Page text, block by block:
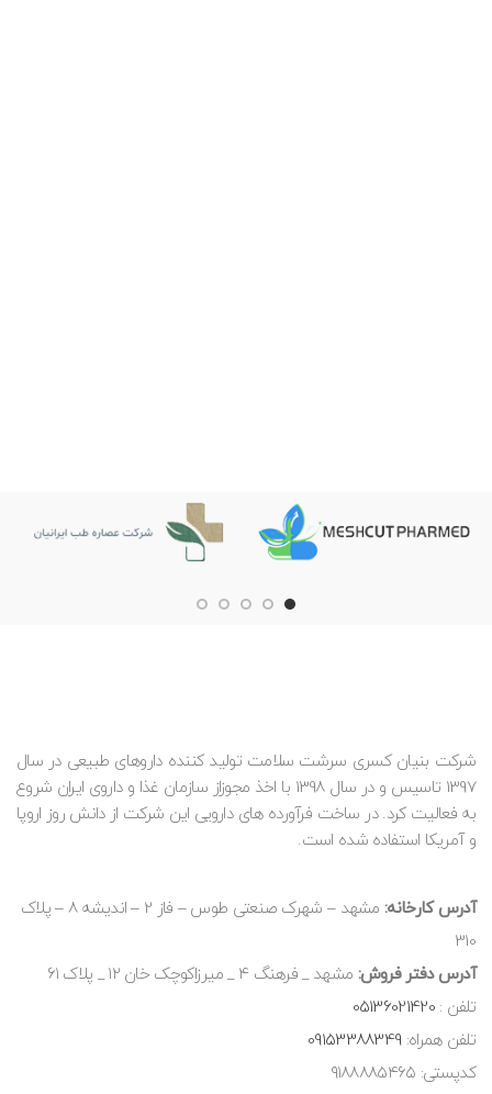
شرکت بنیان کسری سرشت سلامت تولید کننده داروهای طبیعی در سال
1397 تاسیس و در سال 1398 با اخذ مجوزاز سازمان غذا و داروی ایران شروع
به فعالیت کرد. در ساخت فرآورده های دارویی این شرکت از دانش روز اروپا
و آمریکا استفاده شده است.
آدرس کارخانه:
مشهد – شهرک صنعتی طوس – فاز 2 – اندیشه 8 – پلاک
310
آدرس دفتر فروش: مشهد _ فرهنگ ۴ _ میرزاکوچک خان ۱۲ _ پلاک ۶۱
تلفن :05136021420
تلفن همراه:09153388349
کدپستی: ۹۱۸۸۸۸۵۴۶۵